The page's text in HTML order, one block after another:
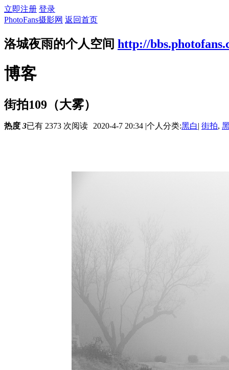
立即注册 登录
PhotoFans摄影网 返回首页
洛城夜雨的个人空间 http://
博客
街拍109（大雾）
热度 3已有 2373 次阅读 2020-4-7 20:34 |个人分类:黑白| 街拍,